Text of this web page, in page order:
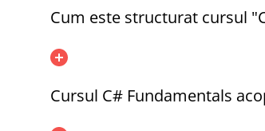
Cum este structurat cursul
Cursul C# Fundamentals